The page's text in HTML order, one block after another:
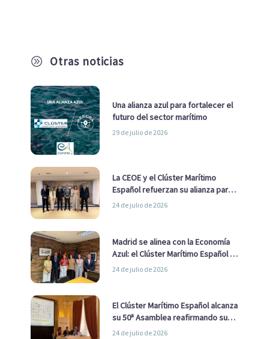
A Otras noticias
Una alianza azul para fortalecer el
futuro del sector marítimo
29 de julio de 2026
La CEOE y el Clúster Marítimo
Español refuerzan su alianza para
impulsar una estrategia Nacional
24 de julio de 2026
Madrid se alinea con la Economía
Azul: el Clúster Marítimo Español y
la Real Liga Naval avanzan alianzas
24 de julio de 2026
El Clúster Marítimo Español alcanza
su 50ª Asamblea reafirmando su
liderazgo en la Economía Azul
24 de julio de 2026